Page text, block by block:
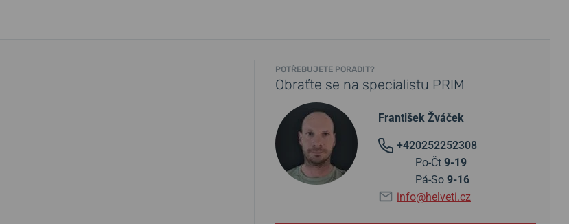
POTŘEBUJETE PORADIT?
Obraťte se na specialistu PRIM
František Žváček
+420252252308
Po-Čt 9-19
Pá-So 9-16
info@helveti.cz